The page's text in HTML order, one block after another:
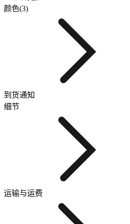
颜色(3)
到货通知
细节
运输与运费